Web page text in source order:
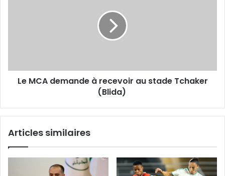
(Blida)
Le MCA demande à recevoir au stade Tchaker
(Blida)
Articles similaires